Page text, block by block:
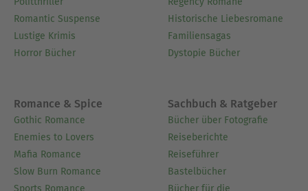
Romantic Suspense
Lustige Krimis
Horror Bücher
Historische Liebesromane
Familiensagas
Dystopie Bücher
Romance & Spice
Gothic Romance
Enemies to Lovers
Mafia Romance
Slow Burn Romance
Sports Romance
Sachbuch & Ratgeber
Bücher über Fotografie
Reiseberichte
Reiseführer
Bastelbücher
Bücher für die